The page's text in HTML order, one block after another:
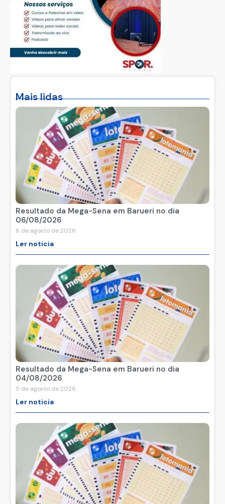
Mais lidas
Resultado da Mega-Sena em Barueri no dia
06/08/2026
6 de agosto de 2026
Ler noticia
Resultado da Mega-Sena em Barueri no dia
04/08/2026
5 de agosto de 2026
Ler noticia